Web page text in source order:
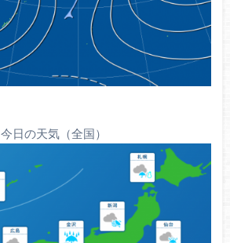
今日の天気（全国）